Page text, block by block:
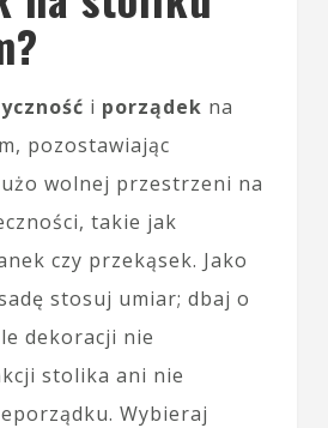
i porządek na
pozostawiając
wolnej przestrzeni na
takie jak
czy przekąsek. Jako
stosuj umiar; dbaj o
dekoracji nie
stolika ani nie
Wybieraj